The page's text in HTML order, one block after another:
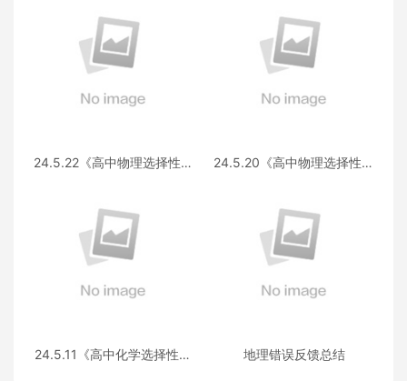
24.5.22《高中物理选择性必
24.5.20《高中物理选择性必
24.5.11《高中化学选择性必
地理错误反馈总结